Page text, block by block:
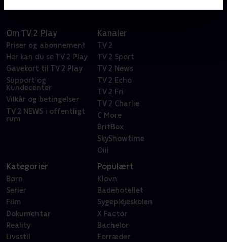
Om TV 2 Play
Priser og abonnement
Her kan du se TV 2 Play
Gavekort til TV 2 Play
Support og
Kundecenter
Vilkår og betingelser
TV 2 NEWS i offentligt
rum
Kanaler
TV 2
TV 2 Sport
TV 2 News
TV 2 Echo
TV 2 Fri
TV 2 Charlie
C More
BritBox
SkyShowtime
Oiii
Kategorier
Børn
Serier
Film
Dokumentar
Reality
Livsstil
Populært
Klovn
Badehotellet
Sygeplejeskolen
X Factor
Bachelor
Forræder